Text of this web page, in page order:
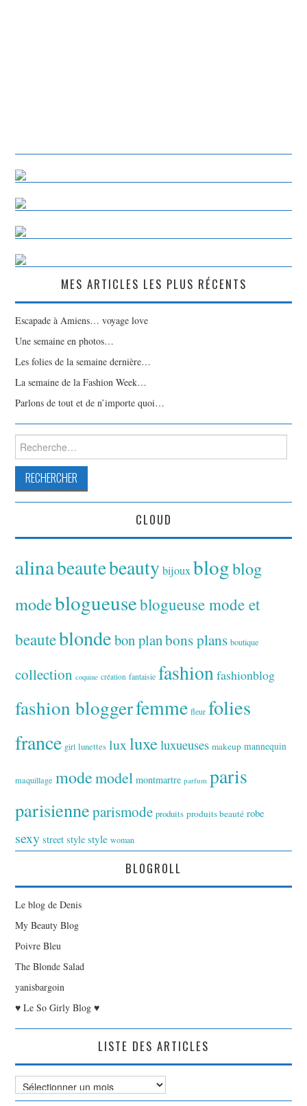
MES ARTICLES LES PLUS RÉCENTS
Escapade à Amiens… voyage love
Une semaine en photos…
Les folies de la semaine dernière…
La semaine de la Fashion Week…
Parlons de tout et de n’importe quoi…
Rechercher :
CLOUD
alinabeautebeauty bijoux blogblog
modeblogueuseblogueuse mode et
beauteblondebon planbons plans boutique
collection coquine création fantaisie fashionfashionblog
fashion bloggerfemme fleur folies
france girl lunettes luxluxeluxueuses makeup mannequin
maquillage modemodel montmartre parfum paris
parisienneparismode produits produits beauté robe
sexy street style style woman
BLOGROLL
Le blog de Denis
My Beauty Blog
Poivre Bleu
The Blonde Salad
yanisbargoin
♥ Le So Girly Blog ♥
LISTE DES ARTICLES
Liste
des